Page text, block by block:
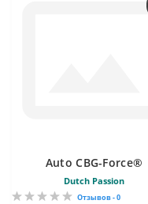
Auto CBG-Force®
Dutch Passion
Отзывов - 0